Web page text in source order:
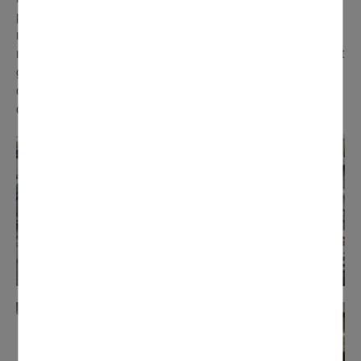
poissonnier, le fromager, le primeur, le boulanger et la
marchande d’olives. Merci à ces commerçants qui ont
réservé un accueil chaleureux aux enfants, en leur faisant
goûter leurs produits et en leur transmettant l’importance
du bien-manger. Des moments privilégiés de partage et
d’apprentissage.